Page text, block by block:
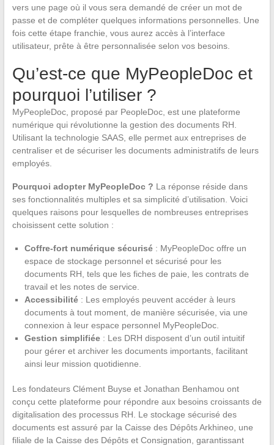
vers une page où il vous sera demandé de créer un mot de
passe et de compléter quelques informations personnelles. Une
fois cette étape franchie, vous aurez accès à l’interface
utilisateur, prête à être personnalisée selon vos besoins.
Qu’est-ce que MyPeopleDoc et
pourquoi l’utiliser ?
MyPeopleDoc, proposé par PeopleDoc, est une plateforme
numérique qui révolutionne la gestion des documents RH.
Utilisant la technologie SAAS, elle permet aux entreprises de
centraliser et de sécuriser les documents administratifs de leurs
employés.
Pourquoi adopter MyPeopleDoc ? La réponse réside dans
ses fonctionnalités multiples et sa simplicité d’utilisation. Voici
quelques raisons pour lesquelles de nombreuses entreprises
choisissent cette solution :
Coffre-fort numérique sécurisé: MyPeopleDoc offre un
espace de stockage personnel et sécurisé pour les
documents RH, tels que les fiches de paie, les contrats de
travail et les notes de service.
Accessibilité: Les employés peuvent accéder à leurs
documents à tout moment, de manière sécurisée, via une
connexion à leur espace personnel MyPeopleDoc.
Gestion simplifiée: Les DRH disposent d’un outil intuitif
pour gérer et archiver les documents importants, facilitant
ainsi leur mission quotidienne.
Les fondateurs Clément Buyse et Jonathan Benhamou ont
conçu cette plateforme pour répondre aux besoins croissants de
digitalisation des processus RH. Le stockage sécurisé des
documents est assuré par la Caisse des Dépôts Arkhineo, une
filiale de la Caisse des Dépôts et Consignation, garantissant